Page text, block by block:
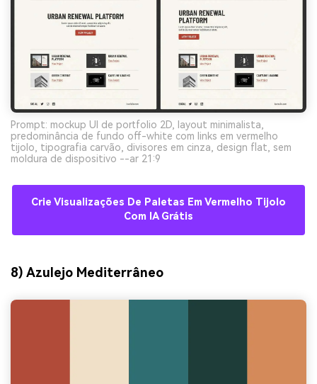
Prompt: mockup UI de portfolio 2D, layout minimalista,
predominância de fundo off-white com links em vermelho
tijolo, tipografia carvão, divisores em cinza, design flat, sem
moldura de dispositivo --ar 21:9
Crie Visualizações De Paletas Em Vermelho Tijolo
Com IA Grátis
8) Azulejo Mediterrâneo